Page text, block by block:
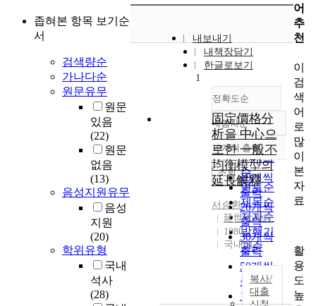
좁혀본 항목 보기순
서
검색량순
가나다순
원문유무
원문
있음
(22)
원문
없음
(13)
음성지원유무
음성
지원
(20)
학위유형
국내
석사
(28)
내보내기
내책장담기
한글로보기
정확도순
정확도
순
인기도
순
연도순
제목순
저자순
발행기
관순
내림차순
내림차순
10개씩 출력
10개씩
출력
20개씩
출력
30개씩
출력
50개씩
출력
100개씩
조회
1
固定價格分
析을 中心으
로한 一般不
均衡模型의
延長解釋
서승환
延世大學校
1980
국내석사
복사/
대출
어
추
천
이
검
색
어
로
많
이
본
자
료
활
용
도
높